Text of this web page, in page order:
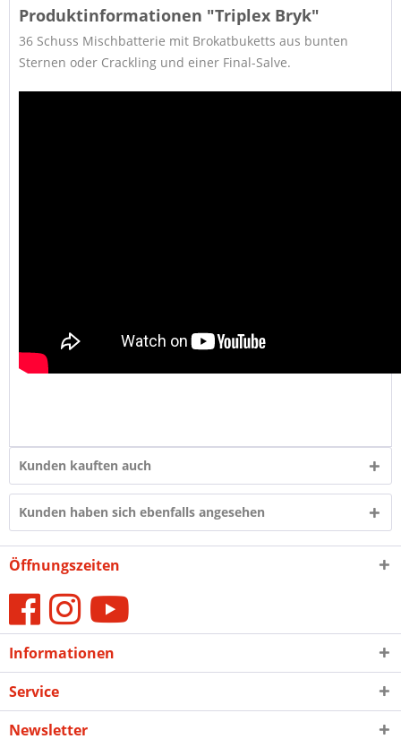
Produktinformationen "Triplex Bryk"
36 Schuss Mischbatterie mit Brokatbuketts aus bunten
Sternen oder Crackling und einer Final-Salve.
Kunden kauften auch
Kunden haben sich ebenfalls angesehen
Öffnungszeiten
Informationen
Service
Newsletter